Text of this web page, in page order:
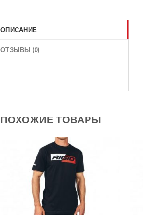
ОПИСАНИЕ
ОТЗЫВЫ (0)
ПОХОЖИЕ ТОВАРЫ